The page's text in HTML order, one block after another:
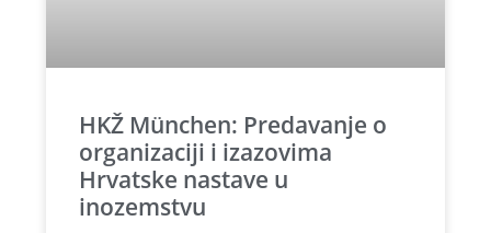
HKŽ München: Predavanje o
organizaciji i izazovima
Hrvatske nastave u
inozemstvu